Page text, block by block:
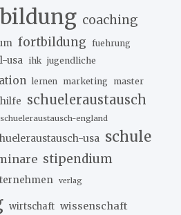
bildung coaching
fortbildung fuehrung
usa ihk jugendliche
lernen marketing master
schueleraustausch
schueleraustausch-england
usa schule
stipendium
verlag
wirtschaft wissenschaft